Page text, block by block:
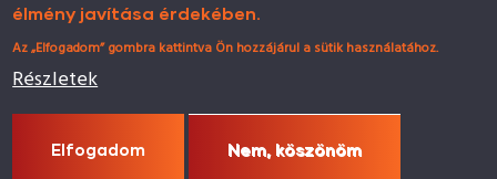
élmény javítása érdekében.
Az „Elfogadom” gombra kattintva Ön hozzájárul a sütik használatához.
Részletek
Elfogadom Nem, köszönöm